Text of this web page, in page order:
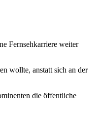
Fernsehkarriere weiter
wollte, anstatt sich an der
die öffentliche